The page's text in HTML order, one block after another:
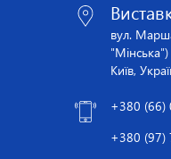
вул.
"Мінська")
Київ,
+380 (66)
+380 (97)